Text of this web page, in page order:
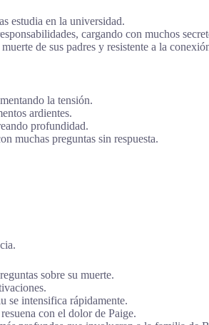
estudia en la universidad.
cargando con muchos
de sus padres y resistente a la
la tensión.
ardientes.
profundidad.
muchas preguntas sin respuesta.
sobre su muerte.
se intensifica rápidamente.
con el dolor de Paige.